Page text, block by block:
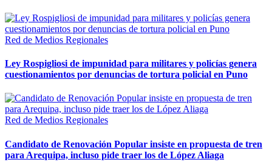
Red de Medios Regionales
Ley Rospigliosi de impunidad para militares y policías genera
cuestionamientos por denuncias de tortura policial en Puno
Red de Medios Regionales
Candidato de Renovación Popular insiste en propuesta de tren
para Arequipa, incluso pide traer los de López Aliaga